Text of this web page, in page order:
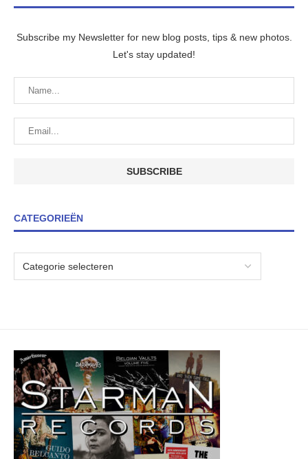
Subscribe my Newsletter for new blog posts, tips & new photos.
Let's stay updated!
CATEGORIEËN